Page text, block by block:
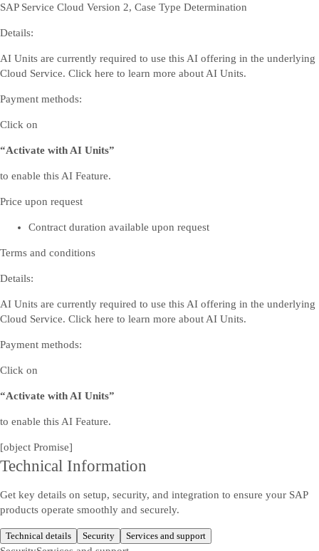
SAP Service Cloud Version 2, Case Type Determination
Details:
AI Units are currently required to use this AI offering in the underlying
Cloud Service. Click here to learn more about AI Units.
Payment methods:
Click on
“Activate with AI Units”
to enable this AI Feature.
Price upon request
Contract duration available upon request
Terms and conditions
Details:
AI Units are currently required to use this AI offering in the underlying
Cloud Service. Click here to learn more about AI Units.
Payment methods:
Click on
“Activate with AI Units”
to enable this AI Feature.
[object Promise]
Technical Information
Get key details on setup, security, and integration to ensure your SAP
products operate smoothly and securely.
Technical details Security Services and support